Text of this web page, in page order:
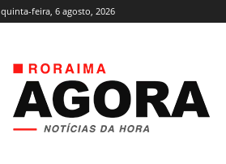
quinta-feira, 6 agosto, 2026